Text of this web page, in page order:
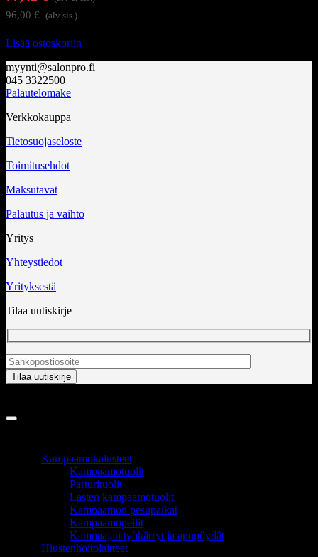
96,00 € (alv sis.)
Lisää ostoskoriin
myynti@salonpro.fi
045 3322500
Palautelomake
Verkkokauppa
Tietosuojaseloste
Toimitusehdot
Maksutavat
Palautus ja vaihto
Yritys
Yhteystiedot
Yrityksestä
Tilaa uutiskirje
Kampaamokalusteet
Kampaamotuolit
Parturituolit
Lasten kampaamotuolit
Kampaamon pesupaikat
Kampaamopeilit
Kampaajan työkärryt ja apupöydät
Hiustenhoitolaitteet